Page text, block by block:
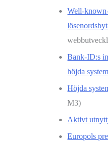
Well-
Bank-ID:s
höjda
Höjda
M3)
Aktivt
Europols